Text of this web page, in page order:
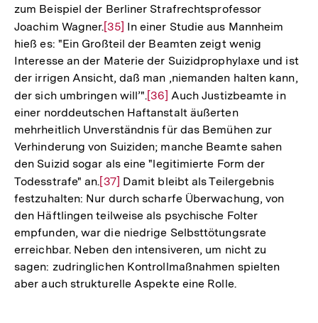
zum Beispiel der Berliner Strafrechtsprofessor
Joachim Wagner.Zur
Auflösung
der
Fußnote
[35] In einer Studie aus Mannheim
hieß es: "Ein Großteil der Beamten zeigt wenig
Interesse an der Materie der Suizidprophylaxe und ist
der irrigen Ansicht, daß man ‚niemanden halten kann,
der sich umbringen will’".Zur
Auflösung
der
Fußnote
[36] Auch Justizbeamte in
einer norddeutschen Haftanstalt äußerten
mehrheitlich Unverständnis für das Bemühen zur
Verhinderung von Suiziden; manche Beamte sahen
den Suizid sogar als eine "legitimierte Form der
Todesstrafe" an.Zur
Auflösung
der
Fußnote
[37] Damit bleibt als Teilergebnis
festzuhalten: Nur durch scharfe Überwachung, von
den Häftlingen teilweise als psychische Folter
empfunden, war die niedrige Selbsttötungsrate
erreichbar. Neben den intensiveren, um nicht zu
sagen: zudringlichen Kontrollmaßnahmen spielten
aber auch strukturelle Aspekte eine Rolle.